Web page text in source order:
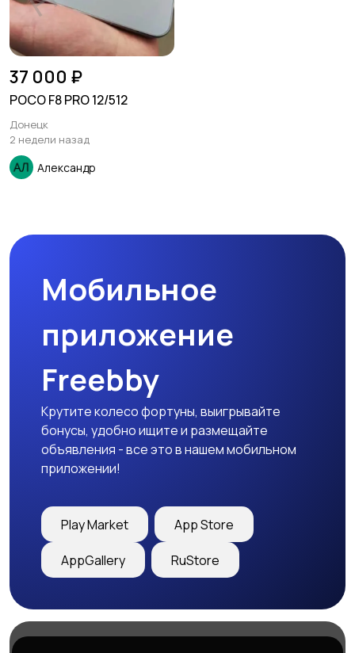
37 000 ₽
POCO F8 PRO 12/512
Донецк
2 недели назад
Александр
Мобильное
приложение
Freebby
Крутите колесо фортуны, выигрывайте
бонусы, удобно ищите и размещайте
объявления - все это в нашем мобильном
приложении!
Play Market App Store
AppGallery RuStore